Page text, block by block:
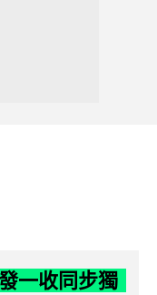
一收同步獨